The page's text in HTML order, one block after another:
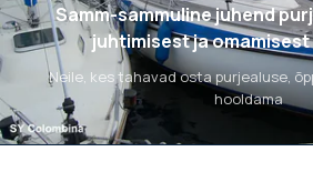
Samm-sammuline juhend
juhtimisest ja
Neile, kes tahavad osta purjealuse,
hooldama